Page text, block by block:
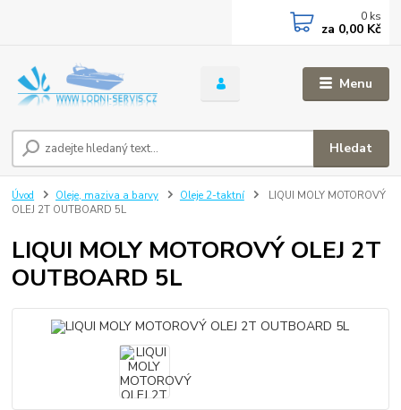
Menu
Hledat
0 ks
za 0,00 Kč
Úvod Oleje, maziva a barvy Oleje 2-taktní
LIQUI MOLY MOTOROVÝ
OLEJ 2T OUTBOARD 5L
LIQUI MOLY MOTOROVÝ OLEJ 2T
OUTBOARD 5L